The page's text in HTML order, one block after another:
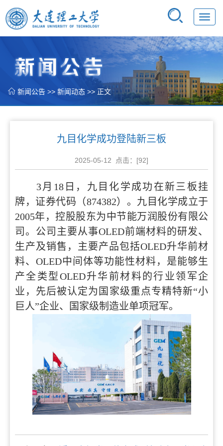
新闻公告 >> 新闻动态 >> 正文
九目化学成功登陆新三板
2025-05-12 点击：[92]
3月18日，九目化学成功在新三板挂
牌，证券代码（874382）。九目化学成立于
2005年，控股股东为中节能万润股份有限公
司。公司主要从事OLED前端材料的研发、
生产及销售，主要产品包括OLED升华前材
料、OLED中间体等功能性材料，是能够生
产全类型OLED升华前材料的行业领军企
业，先后被认定为国家级重点专精特新“小
巨人”企业、国家级制造业单项冠军。